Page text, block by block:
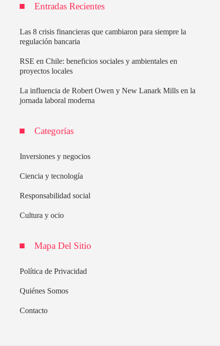
Entradas Recientes
Las 8 crisis financieras que cambiaron para siempre la
regulación bancaria
RSE en Chile: beneficios sociales y ambientales en
proyectos locales
La influencia de Robert Owen y New Lanark Mills en la
jornada laboral moderna
Categorías
Inversiones y negocios
Ciencia y tecnología
Responsabilidad social
Cultura y ocio
Mapa Del Sitio
Política de Privacidad
Quiénes Somos
Contacto